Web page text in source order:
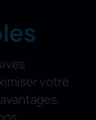
votre